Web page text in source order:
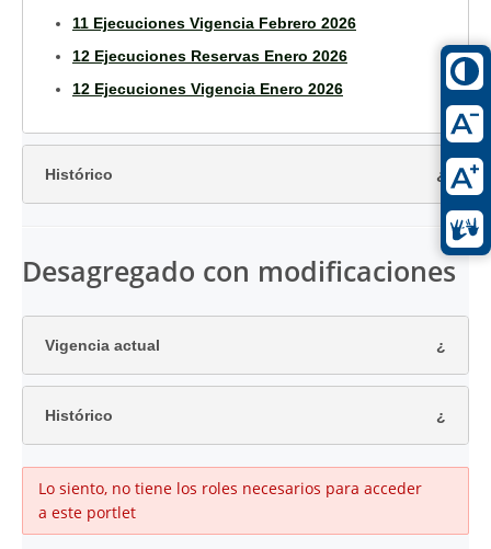
11 Ejecuciones Vigencia Febrero 2026
12 Ejecuciones Reservas Enero 2026
12 Ejecuciones Vigencia Enero 2026
Histórico
Desagregado con modificaciones
Vigencia actual
Histórico
Lo siento, no tiene los roles necesarios para acceder
a este portlet